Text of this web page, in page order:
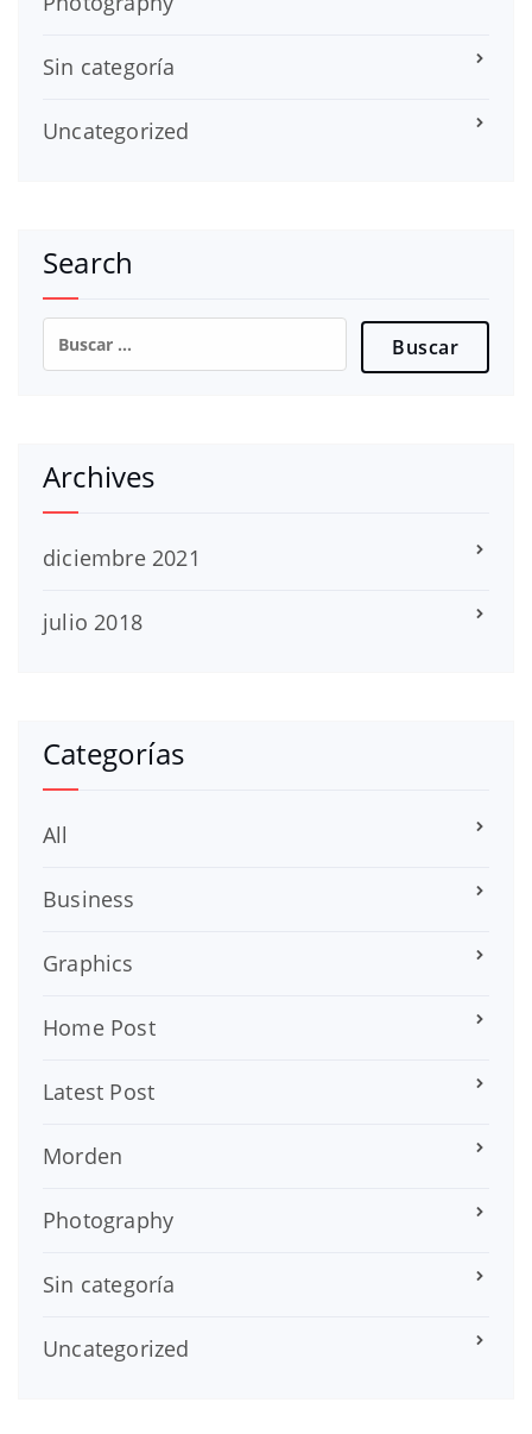
Sin categoría
Uncategorized
Search
Buscar:
Archives
diciembre 2021
julio 2018
Categorías
All
Business
Graphics
Home Post
Latest Post
Morden
Photography
Sin categoría
Uncategorized